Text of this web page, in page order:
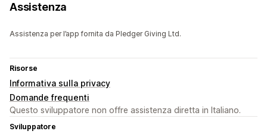
Assistenza
Assistenza per l’app fornita da Pledger Giving Ltd.
Risorse
Informativa sulla privacy
Domande frequenti
Questo sviluppatore non offre assistenza diretta in Italiano.
Sviluppatore